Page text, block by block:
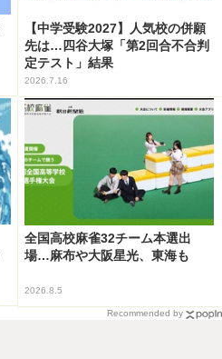
【中学受験2027】人気校の併願
先は…四谷大塚「第2回合不合判
定テスト」結果
2026.7.16
全国高校麻雀32チーム本選出
場…麻布や大阪星光、東海も
2026.8.5
Recommended by